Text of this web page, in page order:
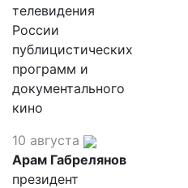
телевидения
России
публицистических
программ и
документального
кино
10 августа
Арам Габрелянов
президент